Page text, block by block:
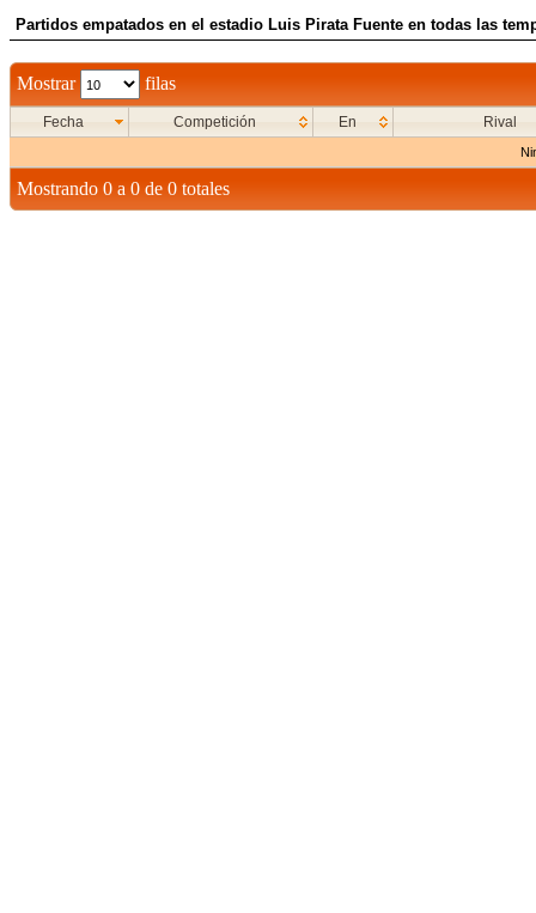
Partidos empatados en el estadio Luis Pirata Fuente en todas las
Mostrar filas
Fecha Competición En Rival
Mostrando 0 a 0 de 0 totales